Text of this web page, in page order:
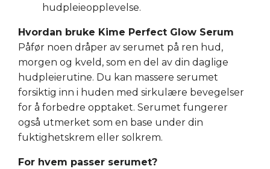
hudpleieopplevelse.
Hvordan bruke Kime Perfect Glow Serum
Påfør noen dråper av serumet på ren hud,
morgen og kveld, som en del av din daglige
hudpleierutine. Du kan massere serumet
forsiktig inn i huden med sirkulære bevegelser
for å forbedre opptaket. Serumet fungerer
også utmerket som en base under din
fuktighetskrem eller solkrem.
For hvem passer serumet?